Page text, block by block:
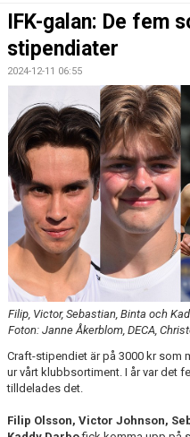
IFK-galan: De fem
stipendiater
2024-12-11 06:55
Filip, Victor, Sebastian, Binta och
Foton: Janne Åkerblom, DECA,
Craft-stipendiet är på 3000 kr som
ur vårt klubbsortiment. I år var det
tilldelades det.
Filip Olsson, Victor Johnson,